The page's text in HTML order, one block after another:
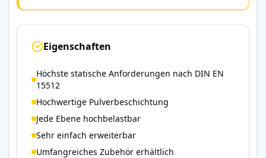
Eigenschaften
Höchste statische Anforderungen nach DIN EN
15512
Hochwertige Pulverbeschichtung
Jede Ebene hochbelastbar
Sehr einfach erweiterbar
Umfangreiches Zubehör erhältlich